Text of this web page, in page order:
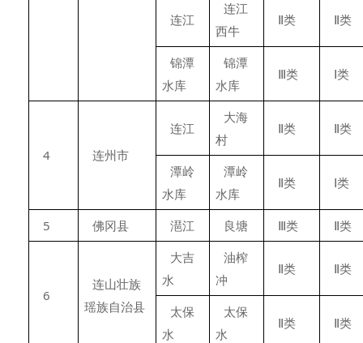
连江
连江
西牛
Ⅱ类 Ⅱ类
锦潭
水库
锦潭
水库
Ⅲ类 Ⅰ类
4 连州市
连江
大海
村
Ⅱ类 Ⅱ类
潭岭
水库
潭岭
水库
Ⅱ类 Ⅰ类
5 佛冈县 潖江 良塘 Ⅲ类 Ⅱ类
6
连山壮族
瑶族自治县
大吉
水
油榨
冲
Ⅱ类 Ⅱ类
太保
水
太保
水
Ⅱ类 Ⅱ类